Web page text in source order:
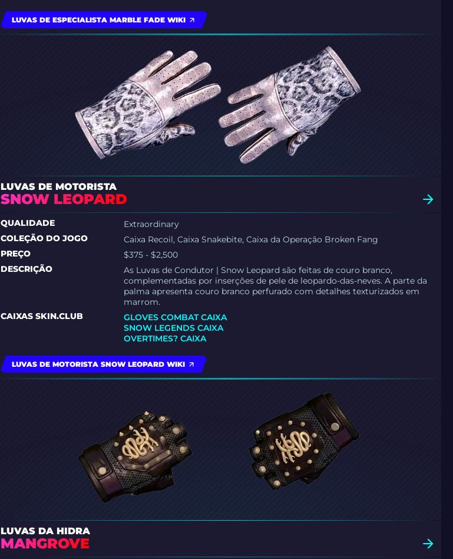
LUVAS DE ESPECIALISTA MARBLE FADE WIKI
LUVAS DE MOTORISTA
SNOW LEOPARD
QUALIDADE
Extraordinary
COLEÇÃO DO JOGO
Caixa Recoil, Caixa Snakebite, Caixa da Operação Broken Fang
PREÇO
$375 - $2,500
DESCRIÇÃO
As Luvas de Condutor | Snow Leopard são feitas de couro branco,
complementadas por inserções de pele de leopardo-das-neves. A parte da
palma apresenta couro branco perfurado com detalhes texturizados em
marrom.
CAIXAS SKIN.CLUB
GLOVES COMBAT CAIXA
SNOW LEGENDS CAIXA
OVERTIMES? CAIXA
LUVAS DE MOTORISTA SNOW LEOPARD WIKI
LUVAS DA HIDRA
MANGROVE